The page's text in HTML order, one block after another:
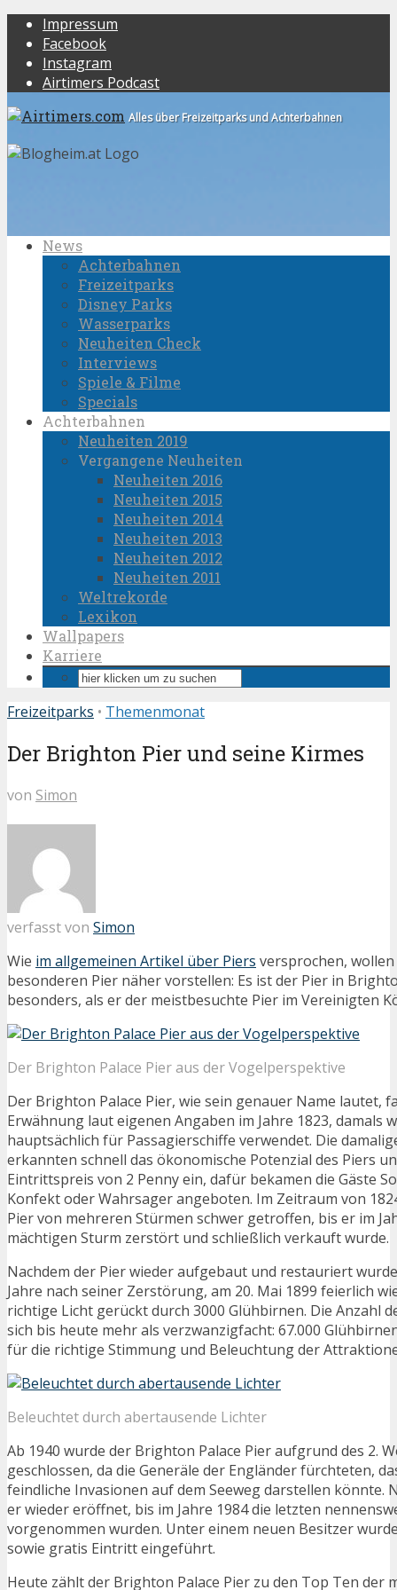
Impressum
Facebook
Instagram
Airtimers Podcast
Alles über Freizeitparks und Achterbahnen
News
Achterbahnen
Freizeitparks
Disney Parks
Wasserparks
Neuheiten Check
Interviews
Spiele & Filme
Specials
Achterbahnen
Neuheiten 2019
Vergangene Neuheiten
Neuheiten 2016
Neuheiten 2015
Neuheiten 2014
Neuheiten 2013
Neuheiten 2012
Neuheiten 2011
Weltrekorde
Lexikon
Wallpapers
Karriere
Freizeitparks • Themenmonat
Der Brighton Pier und seine Kirmes
von Simon
verfasst von Simon
Wie im allgemeinen Artikel über Piers versprochen,
besonderen Pier näher vorstellen: Es ist der Pier in
besonders, als er der meistbesuchte Pier im Vereinigten
Der Brighton Palace Pier aus der Vogelperspektive
Der Brighton Palace Pier, wie sein genauer Name lautet,
Erwähnung laut eigenen Angaben im Jahre 1823, damals
hauptsächlich für Passagierschiffe verwendet. Die
erkannten schnell das ökonomische Potenzial des Piers
Eintrittspreis von 2 Penny ein, dafür bekamen die Gäste
Konfekt oder Wahrsager angeboten. Im Zeitraum von
Pier von mehreren Stürmen schwer getroffen, bis er im
mächtigen Sturm zerstört und schließlich verkauft wurde.
Nachdem der Pier wieder aufgebaut und restauriert
Jahre nach seiner Zerstörung, am 20. Mai 1899 feierlich
richtige Licht gerückt durch 3000 Glühbirnen. Die Anzahl
sich bis heute mehr als verzwanzigfacht: 67.000
für die richtige Stimmung und Beleuchtung der
Beleuchtet durch abertausende Lichter
Ab 1940 wurde der Brighton Palace Pier aufgrund des 2.
geschlossen, da die Generäle der Engländer fürchteten,
feindliche Invasionen auf dem Seeweg darstellen könnte.
er wieder eröffnet, bis im Jahre 1984 die letzten
vorgenommen wurden. Unter einem neuen Besitzer
sowie gratis Eintritt eingeführt.
Heute zählt der Brighton Palace Pier zu den Top Ten der